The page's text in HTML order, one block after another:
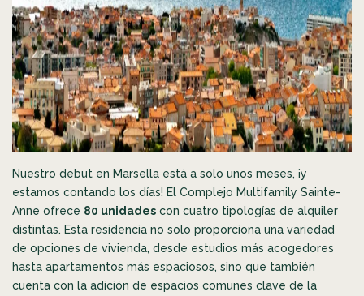
Nuestro debut en Marsella está a solo unos meses, ¡y
estamos contando los días! El Complejo Multifamily Sainte-
Anne ofrece 80 unidades con cuatro tipologías de alquiler
distintas. Esta residencia no solo proporciona una variedad
de opciones de vivienda, desde estudios más acogedores
hasta apartamentos más espaciosos, sino que también
cuenta con la adición de espacios comunes clave de la